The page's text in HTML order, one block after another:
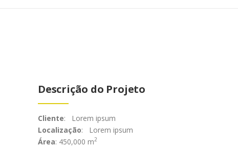
Descrição do Projeto
Cliente: Lorem ipsum
Localização: Lorem ipsum
Área: 450,000 m2